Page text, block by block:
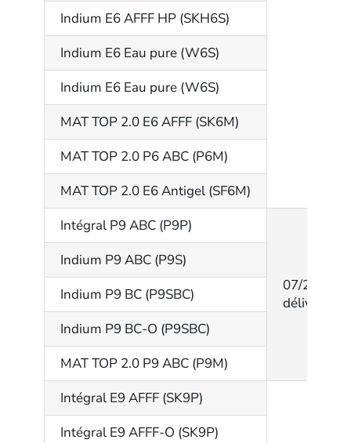
Indium E6 AFFF HP (SKH6S)
Indium E6 Eau pure (W6S)
Indium E6 Eau pure (W6S)
MAT TOP 2.0 E6 AFFF (SK6M)
MAT TOP 2.0 P6 ABC (P6M)
MAT TOP 2.0 E6 Antigel (SF6M)
Intégral P9 ABC (P9P)
07/202/
délivré par
Indium P9 ABC (P9S)
Indium P9 BC (P9SBC)
Indium P9 BC-O (P9SBC)
MAT TOP 2.0 P9 ABC (P9M)
Intégral E9 AFFF (SK9P)
Intégral E9 AFFF-O (SK9P)